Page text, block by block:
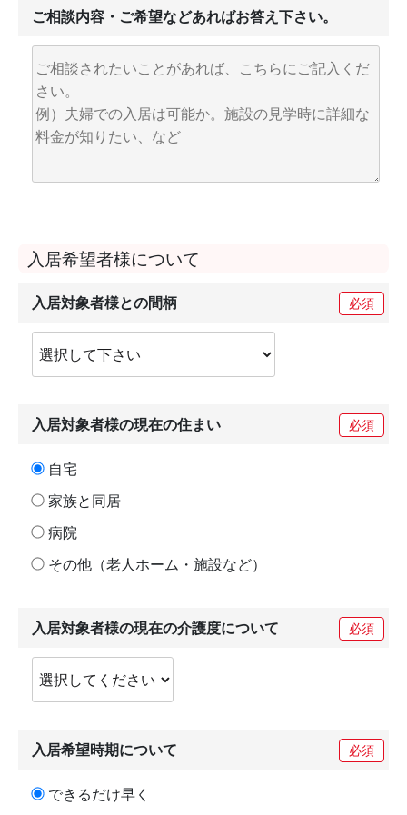
ご相談内容・ご希望などあればお答え下さい。
入居希望者様について
入居対象者様との間柄 必須
入居対象者様の現在の住まい 必須
自宅
家族と同居
病院
その他（老人ホーム・施設など）
入居対象者様の現在の介護度について 必須
入居希望時期について 必須
できるだけ早く